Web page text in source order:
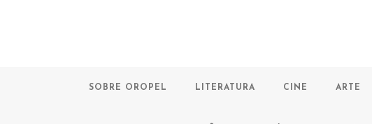
SOBRE OROPEL LITERATURA CINE ARTE